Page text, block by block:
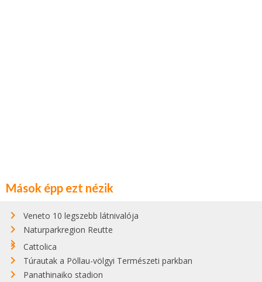
Mások épp ezt nézik
Veneto 10 legszebb látnivalója
Naturparkregion Reutte
Cattolica
Túrautak a Pöllau-völgyi Természeti parkban
Panathinaiko stadion